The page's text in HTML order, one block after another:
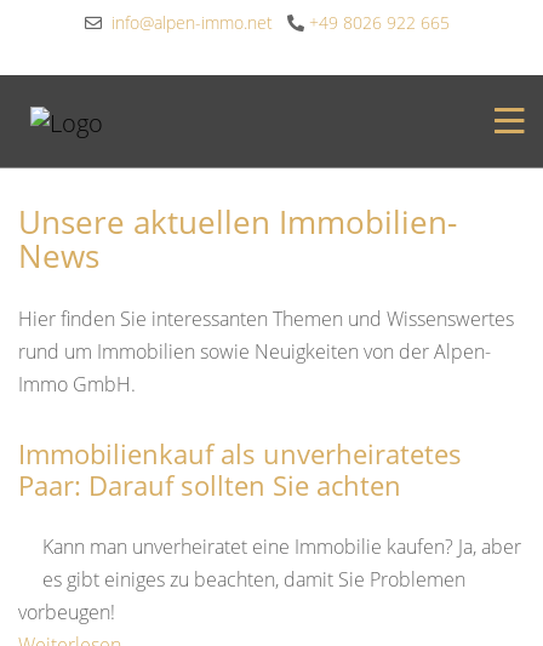
info@alpen-immo.net +49 8026 922 665
Unsere aktuellen Immobilien-
News
Hier finden Sie interessanten Themen und Wissenswertes
rund um Immobilien sowie Neuigkeiten von der Alpen-
Immo GmbH.
Immobilienkauf als unverheiratetes
Paar: Darauf sollten Sie achten
Kann man unverheiratet eine Immobilie kaufen? Ja, aber
es gibt einiges zu beachten, damit Sie Problemen
vorbeugen!